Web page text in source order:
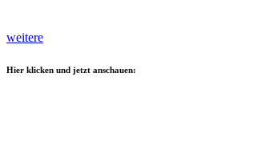
weitere
Hier klicken und jetzt anschauen: